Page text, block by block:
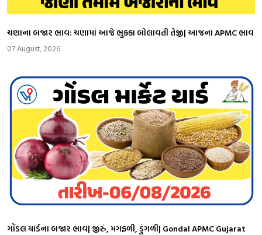
ચણાના બજાર ભાવ: ચણામાં આજે ભુકકા બોલાવતી તેજી| આજના APMC ભાવ
07 August, 2026
ગોંડલ યાર્ડના બજાર ભાવ| જીરું, મગફળી, ડુંગળી| Gondal APMC Gujarat